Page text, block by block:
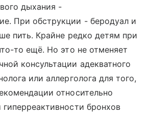
дыхания -
При обструкции - беродуал и
пить. Крайне редко детям при
то ещё. Но это не отменяет
консультации адекватного
или аллерголога для того,
относительно
бронхов